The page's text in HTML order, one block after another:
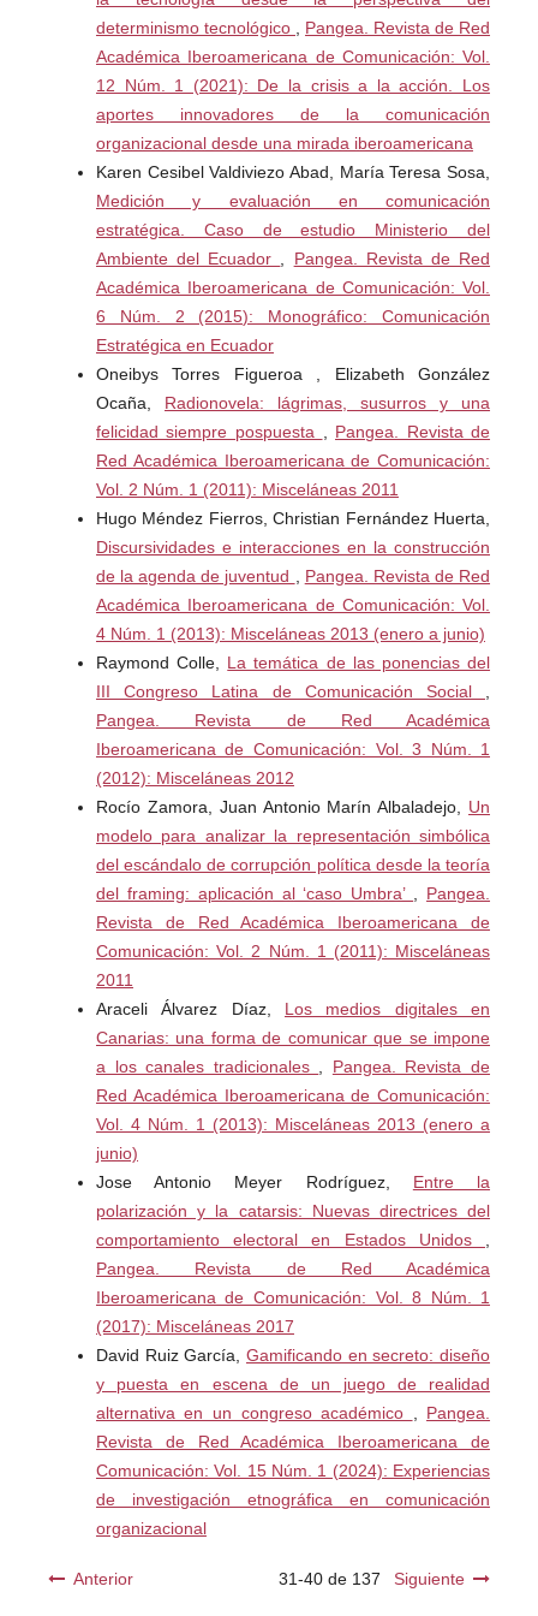
Dader, J. L.:
(1992):“La canalización o fijación de la “agenda” por los
medios”, en Opinión Pública y Comunicación Política,
Madrid, Eudema Universidad, de Alejandro Muñoz Alonso,
et. al.: 294-316.
(2000). “La “mujer” como categoría emergente en la
producción de las noticias: pros y contras de una nueva
visibilidad periodística”, Cuadernos de Información y
Comunicación, nº 5, pp. 23-37.
Dijk, van T. A. (1990): La noticia como discurso.
Comprensión, estructura y producción de la información,
Barcelona, Paidós Comunicación. Título original: News as
Discourse, Lawrence Erlbaum Associates, Publishers.
Traducción de Guillermo Gal.
Enzenberger, H.M. (1974): Elementos para una teoría de
los medios de comunicación, Barcelona, Anagrama.
García Ferrando, J. (1995): Socioestadística. Introducción
a la estadística en sociología, Madrid, Alianza Universidad
Textos.
Greimas, A.J. 1980): Semiótica y ciencias sociales.
Madrid Fragua Editorial. Título original Sémiotique et
sciences sociales (1976), París, Editions du Seuil.
Traducción : J. Adolfo Arias Muñoz.
Hernando, B. M. (1990): Lenguaje de la prensa, Madrid,
Eudema.
Ibáñez, J. (1990):.“Técnicas avanzadas en investigación
social”, Barcelona, Suplementos ANTHROPOS, 22:143-4,
León, J. L. (1996):. Los efectos de la publicidad,
Barcelona, Ariel.
López-Escobar, E.; Llamas, J. P. y McCombs,M. (1996):
“Una dimensión social de los efectos de los medios de
difusión: agenda-setting y consenso”, en Comunicación y
Sociedad, vol. IX, nº 1 y 2, pp. 91-125.
Noelle-Neumann, E. (1973): “Kumulation, Konsonanz und
Öffentilichkeiteitseffeckt. Ein neuer Ansatz zur Analyse der
Wirkung der Massenmedien”, Publizistik, Vol. 18, pp. 26-
McCombs, M., & SHAW, D.L. (1972): “The agenda-setting
function of the mass media” Public Opinion Quarterly, 36:
176-185
psicoanalítica”, en Delgado, J.M. Métodos y Técnicas
determinismo tecnológico , Pangea. Revista de Red
Académica Iberoamericana de Comunicación: Vol.
12 Núm. 1 (2021): De la crisis a la acción. Los
aportes innovadores de la comunicación
organizacional desde una mirada iberoamericana
Karen Cesibel Valdiviezo Abad, María Teresa Sosa,
Medición y evaluación en comunicación
estratégica. Caso de estudio Ministerio del
Ambiente del Ecuador , Pangea. Revista de Red
Académica Iberoamericana de Comunicación: Vol.
6 Núm. 2 (2015): Monográfico: Comunicación
Estratégica en Ecuador
Oneibys Torres Figueroa , Elizabeth González
Ocaña, Radionovela: lágrimas, susurros y una
felicidad siempre pospuesta , Pangea. Revista de
Red Académica Iberoamericana de Comunicación:
Vol. 2 Núm. 1 (2011): Misceláneas 2011
Hugo Méndez Fierros, Christian Fernández Huerta,
Discursividades e interacciones en la construcción
de la agenda de juventud , Pangea. Revista de Red
Académica Iberoamericana de Comunicación: Vol.
4 Núm. 1 (2013): Misceláneas 2013 (enero a junio)
Raymond Colle, La temática de las ponencias del
III Congreso Latina de Comunicación Social ,
Pangea. Revista de Red Académica
Iberoamericana de Comunicación: Vol. 3 Núm. 1
(2012): Misceláneas 2012
Rocío Zamora, Juan Antonio Marín Albaladejo, Un
modelo para analizar la representación simbólica
del escándalo de corrupción política desde la teoría
del framing: aplicación al ‘caso Umbra’ , Pangea.
Revista de Red Académica Iberoamericana de
Comunicación: Vol. 2 Núm. 1 (2011): Misceláneas
2011
Araceli Álvarez Díaz, Los medios digitales en
Canarias: una forma de comunicar que se impone
a los canales tradicionales , Pangea. Revista de
Red Académica Iberoamericana de Comunicación:
Vol. 4 Núm. 1 (2013): Misceláneas 2013 (enero a
junio)
Jose Antonio Meyer Rodríguez, Entre la
polarización y la catarsis: Nuevas directrices del
comportamiento electoral en Estados Unidos ,
Pangea. Revista de Red Académica
Iberoamericana de Comunicación: Vol. 8 Núm. 1
(2017): Misceláneas 2017
David Ruiz García, Gamificando en secreto: diseño
y puesta en escena de un juego de realidad
alternativa en un congreso académico , Pangea.
Revista de Red Académica Iberoamericana de
Comunicación: Vol. 15 Núm. 1 (2024): Experiencias
de investigación etnográfica en comunicación
organizacional
Anterior 31-40 de 137 Siguiente